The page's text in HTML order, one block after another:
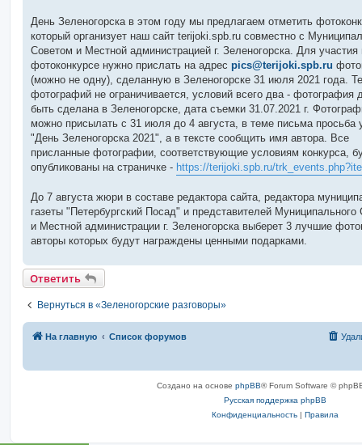
День Зеленогорска в этом году мы предлагаем отметить
который организует наш сайт terijoki.spb.ru совместно с
Советом и Местной администрацией г. Зеленогорска. Для участия
фотоконкурсе нужно прислать на адрес pics@terijoki.spb.ru
(можно не одну), сделанную в Зеленогорске 31 июля 2021 года.
фотографий не ограничивается, условий всего два - фотография
быть сделана в Зеленогорске, дата съемки 31.07.2021 г.
можно присылать с 31 июля до 4 августа, в теме письма просьба
"День Зеленогорска 2021", а в тексте сообщить имя автора. Все
присланные фотографии, соответствующие условиям конкурса,
опубликованы на страничке - https://terijoki.spb.ru/
До 7 августа жюри в составе редактора сайта, редактора
газеты "Петербургский Посад" и представителей Муниципального
и Местной администрации г. Зеленогорска выберет 3 лучшие
авторы которых будут награждены ценными подарками.
Ответить
Вернуться в «Зеленогорские разговоры»
На главную Список форумов
Создано на основе phpBB® Forum Software ©
Русская поддержка phpBB
Конфиденциальность | Правила